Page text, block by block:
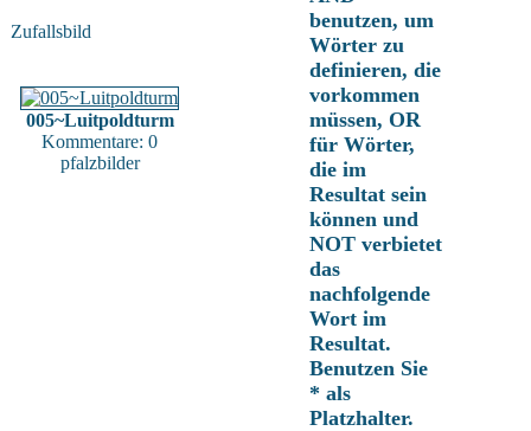
Zufallsbild
005~Luitpoldturm
Kommentare: 0
pfalzbilder
benutzen, um
Wörter zu
definieren, die
vorkommen
müssen, OR
für Wörter,
die im
Resultat sein
können und
NOT verbietet
das
nachfolgende
Wort im
Resultat.
Benutzen Sie
* als
Platzhalter.